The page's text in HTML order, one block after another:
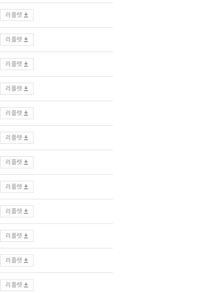
리플렛
리플렛
리플렛
리플렛
리플렛
리플렛
리플렛
리플렛
리플렛
리플렛
리플렛
리플렛